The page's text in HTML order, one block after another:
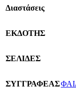
Διαστάσεις
ΕΚΔΟΤΗΣ
ΣΕΛΙΔΕΣ
ΣΥΓΓΡΑΦΕΑΣ